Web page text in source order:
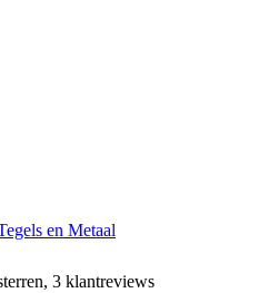
en Metaal
3 klantreviews